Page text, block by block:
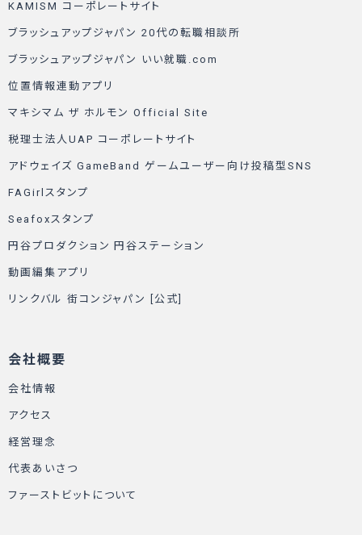
KAMISM コーポレートサイト
ブラッシュアップジャパン 20代の転職相談所
ブラッシュアップジャパン いい就職.com
位置情報連動アプリ
マキシマム ザ ホルモン Official Site
税理士法人UAP コーポレートサイト
アドウェイズ GameBand ゲームユーザー向け投稿型SNS
FAGirlスタンプ
Seafoxスタンプ
円谷プロダクション 円谷ステーション
動画編集アプリ
リンクバル 街コンジャパン [公式]
会社概要
会社情報
アクセス
経営理念
代表あいさつ
ファーストビットについて